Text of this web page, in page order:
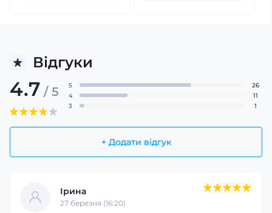
Відгуки
4.7 / 5
+ Додати відгук
5
26
4
11
3
1
Ірина
27 березня (16:20)